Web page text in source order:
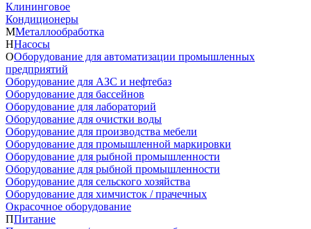
Клининговое
Кондиционеры
ММеталлообработка
ННасосы
ООборудование для автоматизации промышленных
предприятий
Оборудование для АЗС и нефтебаз
Оборудование для бассейнов
Оборудование для лабораторий
Оборудование для очистки воды
Оборудование для производства мебели
Оборудование для промышленной маркировки
Оборудование для рыбной промышленности
Оборудование для рыбной промышленности
Оборудование для сельского хозяйства
Оборудование для химчисток / прачечных
Окрасочное оборудование
ППитание